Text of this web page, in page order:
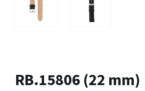
RB.15806 (22 mm)